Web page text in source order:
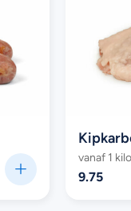
vanaf 1 kilo
9.75